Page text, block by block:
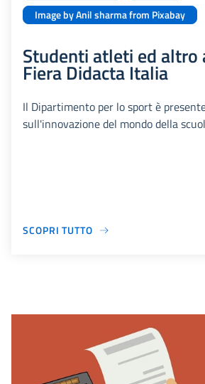
Image by Anil sharma from Pixabay
Studenti atleti ed altro
Fiera Didacta Italia
Il Dipartimento per lo sport è
sull'innovazione del mondo della
SCOPRI TUTTO